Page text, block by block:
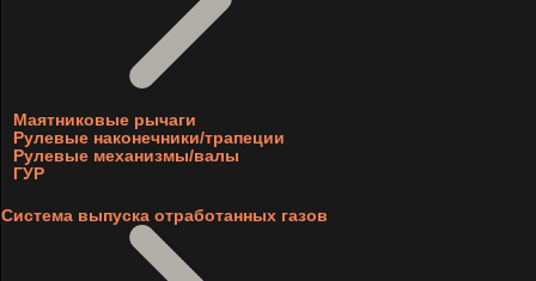
Маятниковые рычаги
Рулевые наконечники/трапеции
Рулевые механизмы/валы
ГУР
Система выпуска отработанных газов